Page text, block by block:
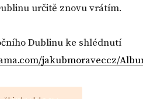
určitě znovu vrátím.
Dublinu ke shlédnutí
jakubmoraveccz/